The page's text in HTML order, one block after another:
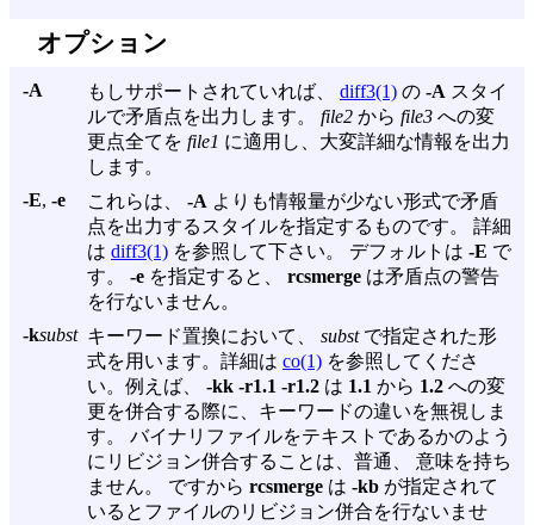
オプション
-A もしサポートされていれば、 diff3(1) の -A スタイ
ルで矛盾点を出力します。 file2 から file3 への変
更点全てを file1 に適用し、大変詳細な情報を出力
します。
-E, -e これらは、 -A よりも情報量が少ない形式で矛盾
点を出力するスタイルを指定するものです。 詳細
は diff3(1) を参照して下さい。 デフォルトは -E で
す。 -e を指定すると、 rcsmerge は矛盾点の警告
を行ないません。
-ksubst キーワード置換において、 substで指定された形
式を用います。詳細は co(1) を参照してくださ
い。例えば、 -kk -r1.1 -r1.2 は 1.1 から 1.2 への変
更を併合する際に、キーワードの違いを無視しま
す。 バイナリファイルをテキストであるかのよう
にリビジョン併合することは、普通、 意味を持ち
ません。 ですから rcsmerge は -kb が指定されて
いるとファイルのリビジョン併合を行ないませ